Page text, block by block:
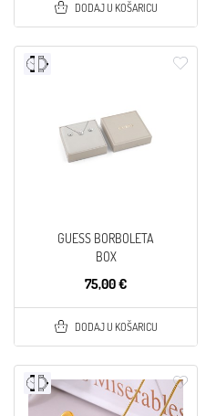
DODAJ U KOŠARICU
GUESS BORBOLETA
BOX
75,00 €
DODAJ U KOŠARICU